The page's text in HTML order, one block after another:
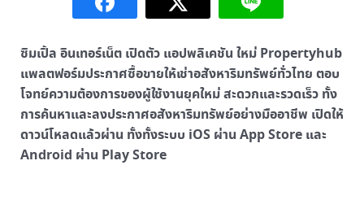
ซิมเปิ้ล อินเทอร์เน็ต เปิดตัว แอปพลิเคชัน ใหม่ Propertyhub
แพลตฟอร์มประกาศซื้อขายให้เช่าอสังหาริมทรัพย์ทั่วไทย ตอบ
โจทย์ความต้องการของผู้ใช้งานยุคใหม่ สะดวกและรวดเร็ว ทั้ง
การค้นหาและลงประกาศอสังหาริมทรัพย์อย่างมืออาชีพ เปิดให้
ดาวน์โหลดแล้วผ่าน ทั้งทั้งระบบ iOS ผ่าน App Store และ
Android ผ่าน Play Store